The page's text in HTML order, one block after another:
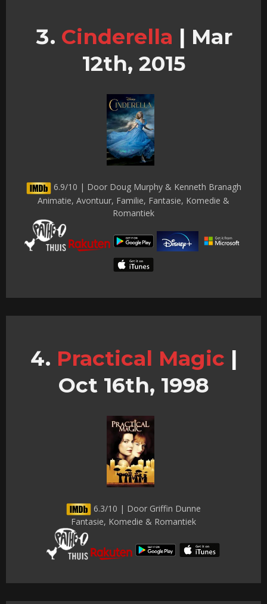
Cinderella | Mar
12th, 2015
6.9/10 | Door Doug Murphy & Kenneth Branagh
Animatie, Avontuur, Familie, Fantasie, Komedie &
Romantiek
Practical Magic |
Oct 16th, 1998
6.3/10 | Door Griffin Dunne
Fantasie, Komedie & Romantiek